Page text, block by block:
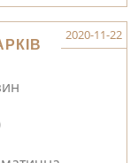
2020-11-22